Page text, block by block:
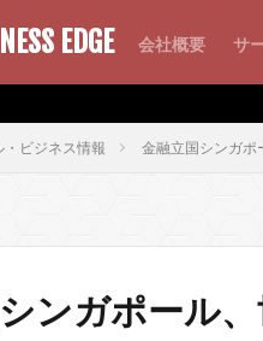
EDGE 会社概要 サ
・ビジネス情報 金融立国シンガポ
ンガポール